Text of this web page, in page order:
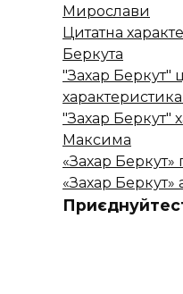
Мирослави
Цитатна
Беркута
"Захар Беркут"
характеристика
"Захар Беркут"
Максима
«Захар Беркут»
«Захар Беркут»